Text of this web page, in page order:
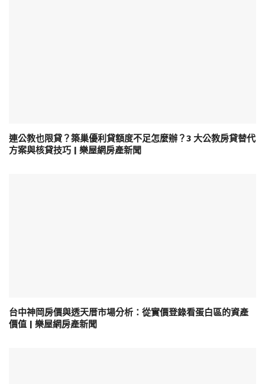
連公教也限貸？築巢優利貸額度不足怎麼辦？3 大公教房貸替代
方案與核貸技巧 | 樂屋網房產新聞
台中神岡房價與透天厝市場分析：從實價登錄看蛋白區的資產
價值 | 樂屋網房產新聞